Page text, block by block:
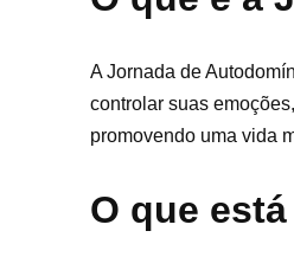
A Jornada de
controlar suas
promovendo uma vida
O que